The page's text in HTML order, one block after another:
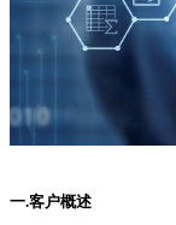
一.客户概述